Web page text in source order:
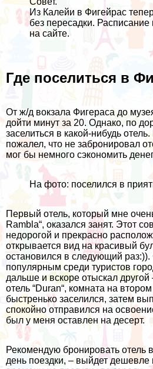
Из Калейи в Фигейрас
без пересадки. Расписание
на сайте.
Где поселиться в
От ж/д вокзала Фигераса до
дойти минут за 20. Однако, по
заселиться в какой-нибудь
пожалел, что не забронировал
мог бы немного сэкономить
На фото: поселился в
Первый отель, который мне
Rambla“, оказался занят. Этот
недорогой и прекрасно
открывается вид на красивый
остановился в следующий раз:)).
популярным среди туристов
дальше и вскоре отыскал
отель “Duran“, комната на
быстренько заселился, затем
спокойно отправился на
был у меня оставлен на десерт.
Рекомендую бронировать отель
день поездки, – выйдет дешевле